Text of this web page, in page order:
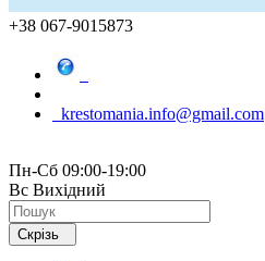
+38 067-9015873
krestomania.info@gmail.com
Пн-Сб 09:00-19:00
Вс Вихідний
Скрізь